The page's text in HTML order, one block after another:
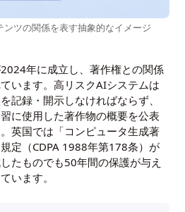
ツの関係を表す抽象的なイメージ
年に成立し、著作権との関係
います。高リスクAIシステムは
記録・開示しなければならず、
に使用した著作物の概要を公表
英国では「コンピュータ生成著
定（CDPA 1988年第178条）が
たものでも50年間の保護が与え
います。